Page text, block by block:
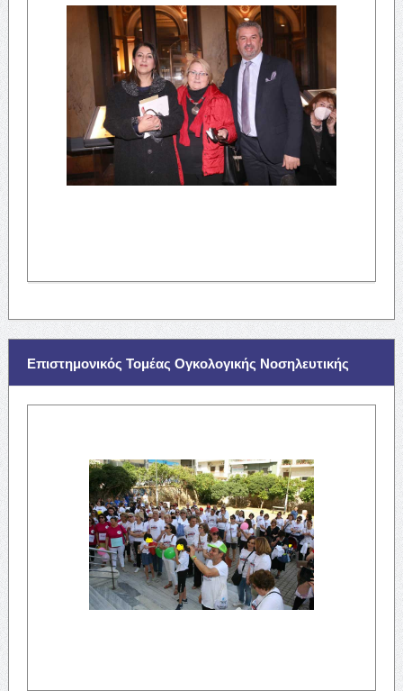
Επιστημονικός Τομέας Ογκολογικής Νοσηλευτικής